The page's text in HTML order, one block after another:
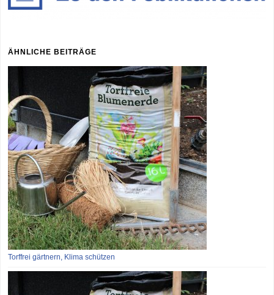
ÄHNLICHE BEITRÄGE
Torffrei gärtnern, Klima schützen